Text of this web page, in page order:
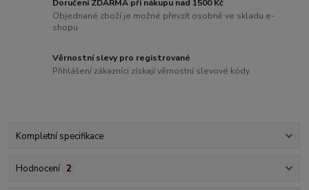
Doručení ZDARMA při nákupu nad 1500 Kč
Objednané zboží je možné převzít osobně ve skladu e-
shopu
Věrnostní slevy pro registrované
Přihlášení zákazníci získají věrnostní slevové kódy
Kompletní specifikace
Hodnocení 2